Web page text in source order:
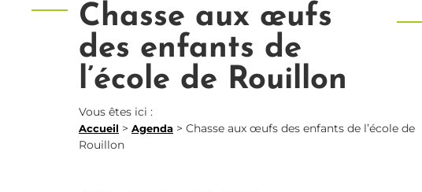
Chasse aux œufs
des enfants de
l’école de Rouillon
Vous êtes ici :
Accueil > Agenda > Chasse aux œufs des enfants de l’école de
Rouillon